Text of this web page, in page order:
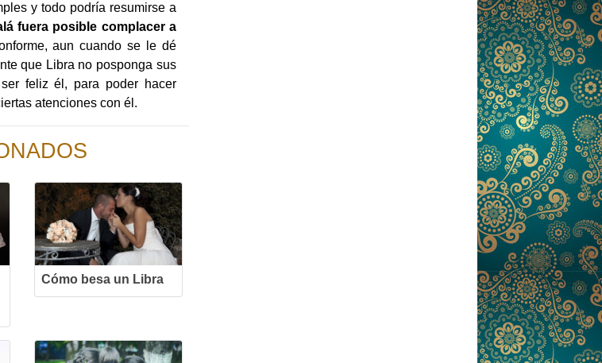
y todo podría resumirse a
fuera posible complacer a
aun cuando se le dé
que Libra no posponga sus
feliz él, para poder hacer
atenciones con él.
Cómo besa un Libra